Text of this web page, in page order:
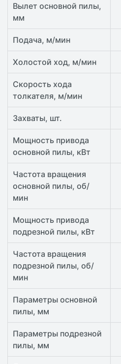
Вылет основной пилы,
мм
Подача, м/мин
Холостой ход, м/мин
Скорость хода
толкателя, м/мин
Захваты, шт.
Мощность привода
основной пилы, кВт
Частота вращения
основной пилы, об/
мин
Мощность привода
подрезной пилы, кВт
Частота вращения
подрезной пилы, об/
мин
Параметры основной
пилы, мм
Параметры подрезной
пилы, мм